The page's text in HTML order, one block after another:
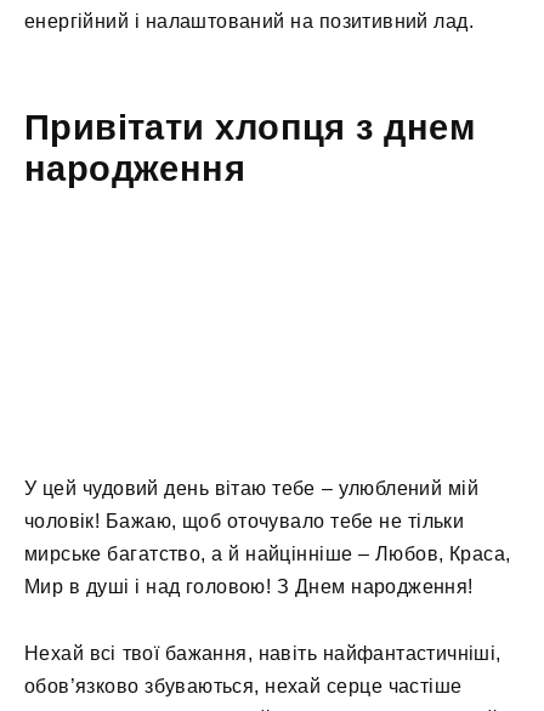
енергійний і налаштований на позитивний лад.
Привітати хлопця з днем
народження
У цей чудовий день вітаю тебе – улюблений мій
чоловік! Бажаю, щоб оточувало тебе не тільки
мирське багатство, а й найцінніше – Любов, Краса,
Мир в душі і над головою! З Днем народження!
Нехай всі твої бажання, навіть найфантастичніші,
обов’язково збуваються, нехай серце частіше